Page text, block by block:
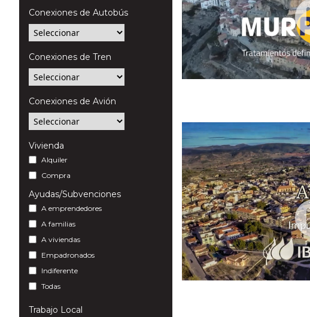
Conexiones de Autobús
Conexiones de Tren
Conexiones de Avión
Vivienda
Alquiler
Compra
Ayudas/Subvenciones
A emprendedores
A familias
A viviendas
Empadronados
Indiferente
Todas
Trabajo Local